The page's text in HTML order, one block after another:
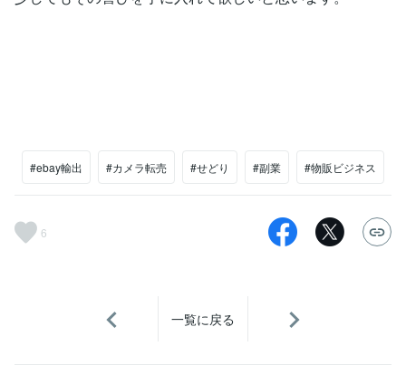
#ebay輸出 #カメラ転売 #せどり #副業 #物販ビジネス
6
一覧に戻る